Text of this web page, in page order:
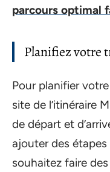
parcours optimal
Planifiez votre
Pour planifier
site de l’itinéraire
de départ et
ajouter des
souhaitez faire